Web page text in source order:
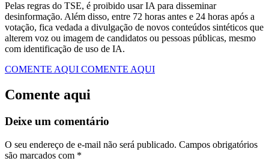
Pelas regras do TSE, é proibido usar IA para disseminar
desinformação. Além disso, entre 72 horas antes e 24 horas após a
votação, fica vedada a divulgação de novos conteúdos sintéticos que
alterem voz ou imagem de candidatos ou pessoas públicas, mesmo
com identificação de uso de IA.
COMENTE AQUI COMENTE AQUI
Comente aqui
Deixe um comentário
O seu endereço de e-mail não será publicado. Campos obrigatórios
são marcados com *